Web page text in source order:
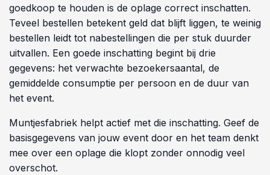
goedkoop te houden is de oplage correct inschatten.
Teveel bestellen betekent geld dat blijft liggen, te weinig
bestellen leidt tot nabestellingen die per stuk duurder
uitvallen. Een goede inschatting begint bij drie
gegevens: het verwachte bezoekersaantal, de
gemiddelde consumptie per persoon en de duur van
het event.
Muntjesfabriek helpt actief met die inschatting. Geef de
basisgegevens van jouw event door en het team denkt
mee over een oplage die klopt zonder onnodig veel
overschot.